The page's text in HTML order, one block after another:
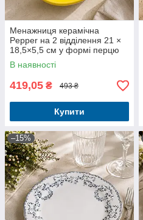
Менажниця керамічна
Pepper на 2 відділення 21 ×
18,5×5,5 см у формі перцю
В наявності
419,05 ₴ 493 ₴
Купити
–15%